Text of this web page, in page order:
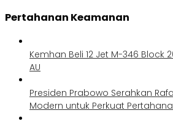
Pertahanan Keamanan
Kemhan Beli 12 Jet M-346 Block
AU
Presiden Prabowo Serahkan
Modern untuk Perkuat